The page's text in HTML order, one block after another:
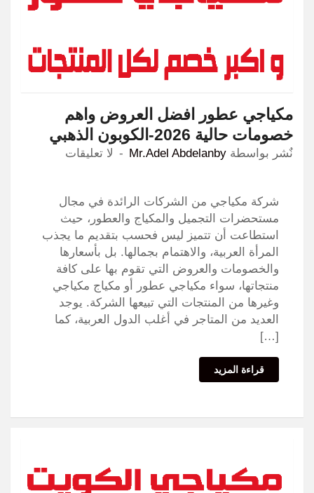
مكياجي عطور افضل العروض واهم
خصومات حالية 2026-الكوبون الذهبي
نٌشر بواسطة Mr.Adel Abdelanby لا تعليقات
شركة مكياجي من الشركات الرائدة في مجال
مستحضرات التجميل والمكياج والعطور، حيث
استطاعت أن تتميز ليس فحسب بتقديم ما يجذب
المرأة العربية، والاهتمام بجمالها. بل بأسعارها
والخصومات والعروض التي تقوم بها على كافة
منتجاتها، سواء مكياجي عطور أو مكياج مكياجي
وغيرها من المنتجات التي تبيعها الشركة. يوجد
العديد من المتاجر في أغلب الدول العربية، كما
[…]
قراءة المزيد